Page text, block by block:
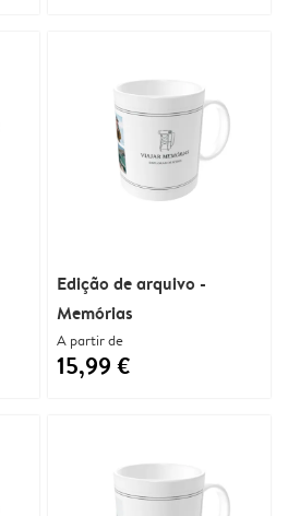
Edição de arquivo -
Memórias
A partir de
15,99 €